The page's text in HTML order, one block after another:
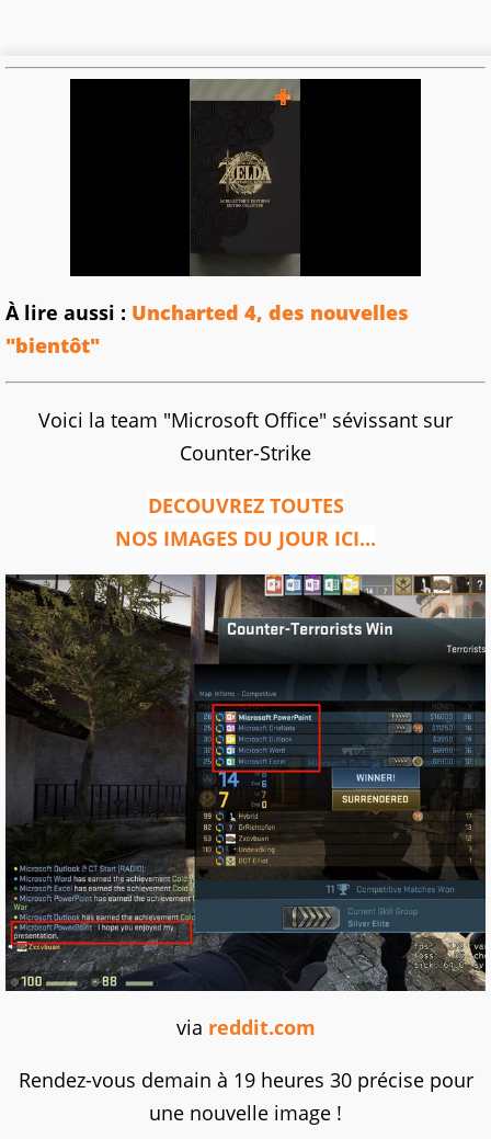
À lire aussi : Uncharted 4, des nouvelles
"bientôt"
Voici la team "Microsoft Office" sévissant sur
Counter-Strike
DECOUVREZ TOUTES
NOS IMAGES DU JOUR ICI...
via reddit.com
Rendez-vous demain à 19 heures 30 précise pour
une nouvelle image !